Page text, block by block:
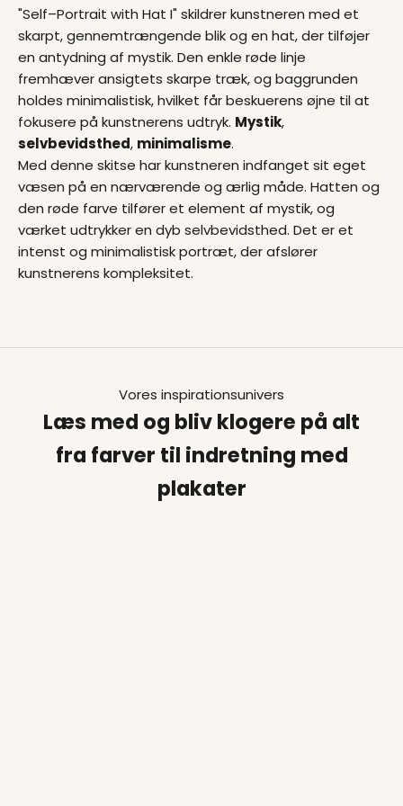
"Self–Portrait with Hat I" skildrer kunstneren med et
skarpt, gennemtrængende blik og en hat, der tilføjer
en antydning af mystik. Den enkle røde linje
fremhæver ansigtets skarpe træk, og baggrunden
holdes minimalistisk, hvilket får beskuerens øjne til at
fokusere på kunstnerens udtryk. Mystik,
selvbevidsthed, minimalisme.
Med denne skitse har kunstneren indfanget sit eget
væsen på en nærværende og ærlig måde. Hatten og
den røde farve tilfører et element af mystik, og
værket udtrykker en dyb selvbevidsthed. Det er et
intenst og minimalistisk portræt, der afslører
kunstnerens kompleksitet.
Vores inspirationsunivers
Læs med og bliv klogere på alt
fra farver til indretning med
plakater